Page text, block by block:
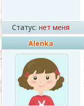
Статус: нет меня
Alenka